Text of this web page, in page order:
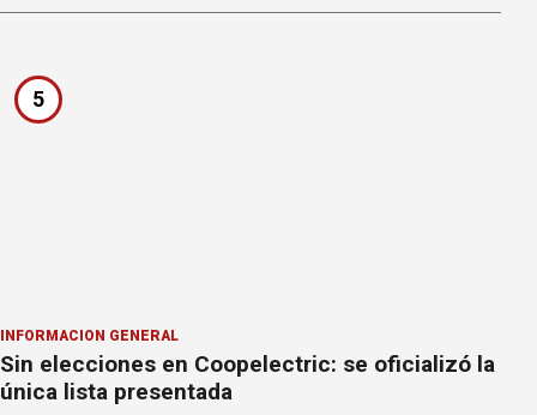
5
INFORMACION GENERAL
Sin elecciones en Coopelectric: se oficializó la
única lista presentada